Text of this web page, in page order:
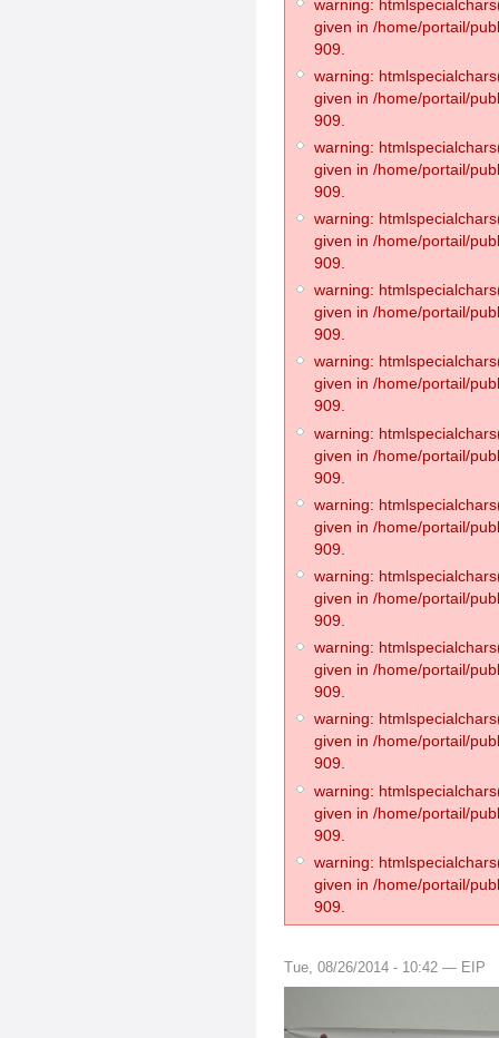
warning:
given in /home/portail/
909.
warning:
given in /home/portail/
909.
warning:
given in /home/portail/
909.
warning:
given in /home/portail/
909.
warning:
given in /home/portail/
909.
warning:
given in /home/portail/
909.
warning:
given in /home/portail/
909.
warning:
given in /home/portail/
909.
warning:
given in /home/portail/
909.
warning:
given in /home/portail/
909.
warning:
given in /home/portail/
909.
warning:
given in /home/portail/
909.
warning:
given in /home/portail/
909.
Tue, 08/26/2014 - 10:42 — EIP